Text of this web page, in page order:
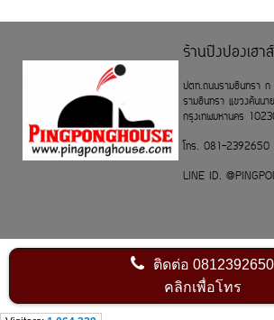
ร้านปิงปองเฮาส์
ปตท.ถนนรามอินทรา
รามอินทรา แขวงคันนา
กรุงเทพมหานคร
โทร. 081-2392650
LINE ID.
ติดต่อ0812392650
คลิกเพื่อโทร